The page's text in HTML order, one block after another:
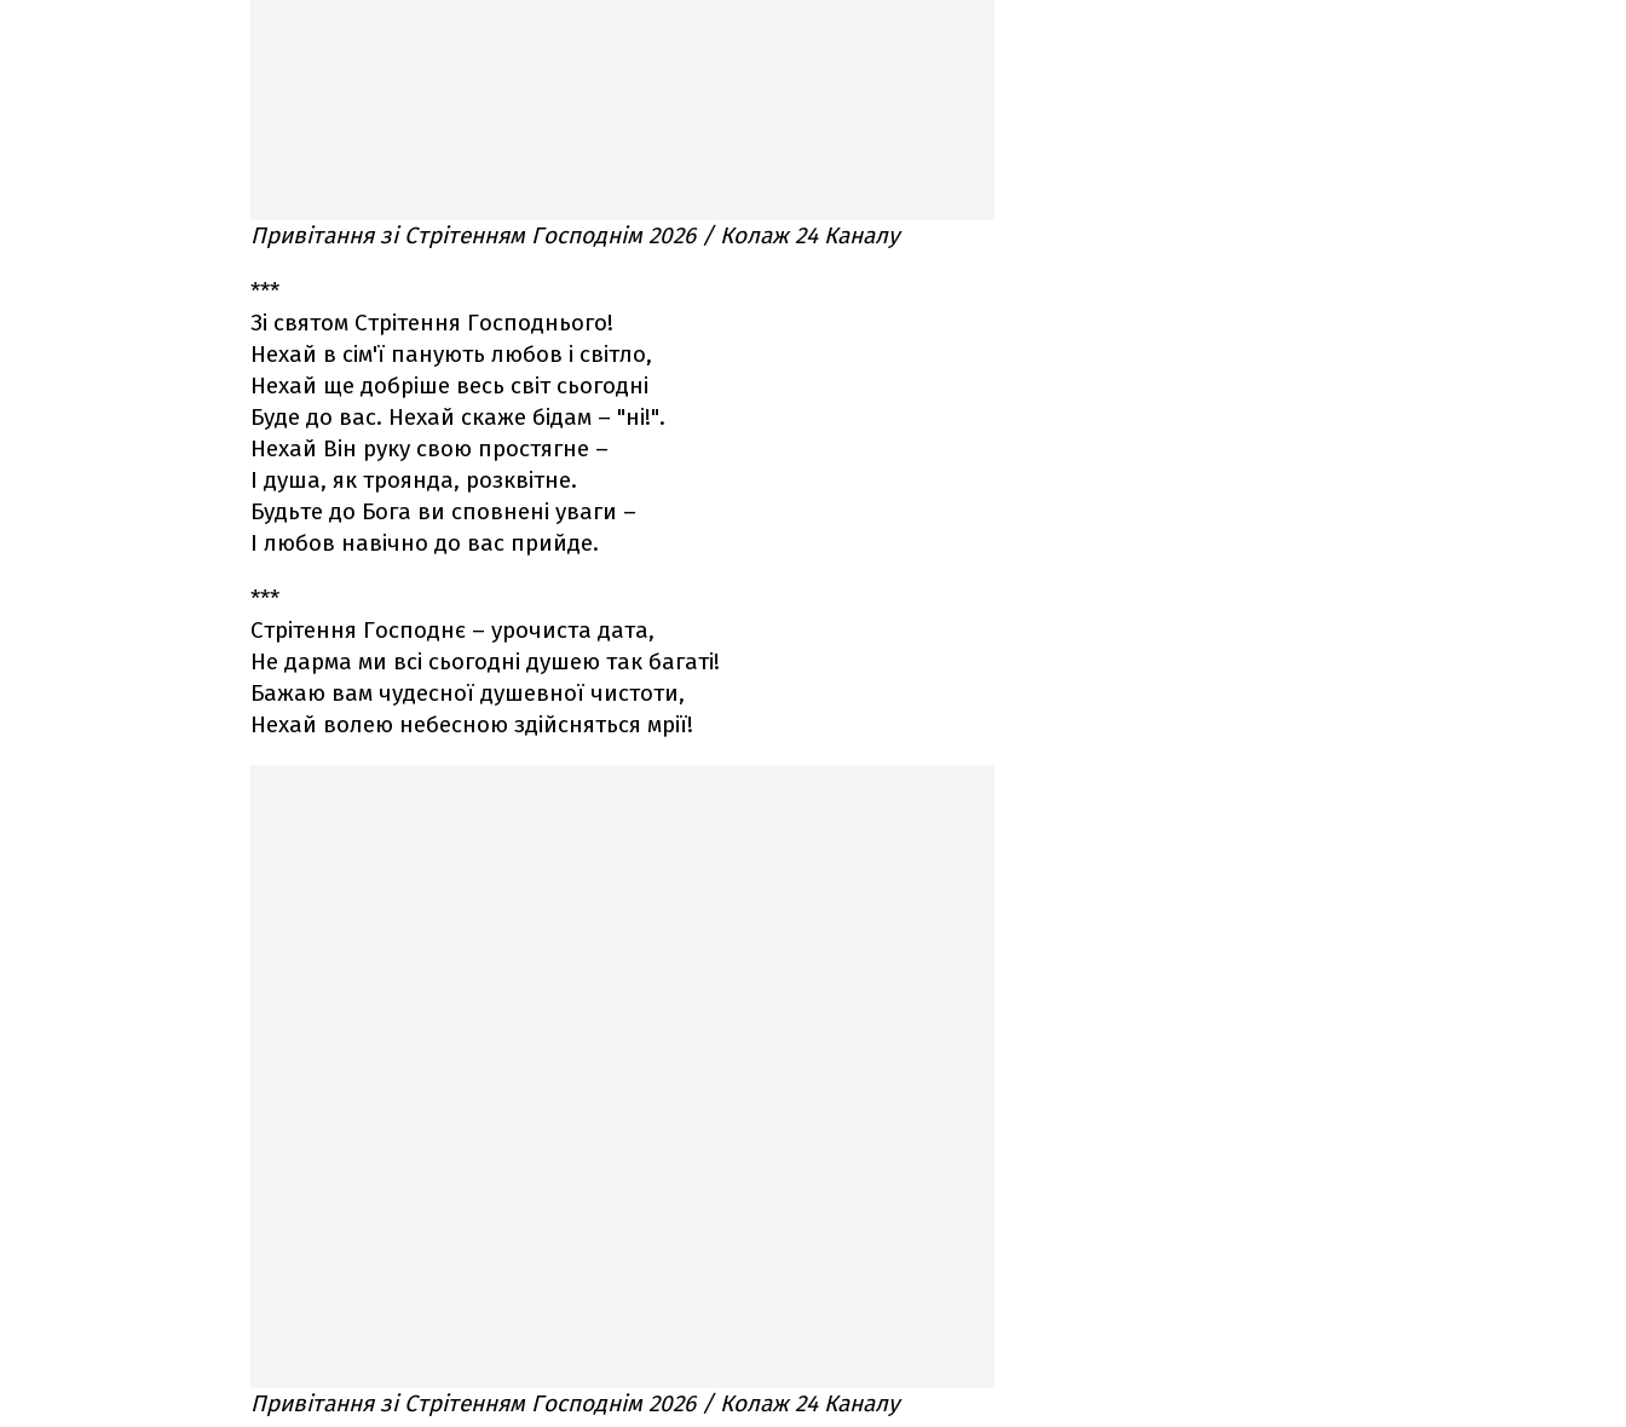
Привітання зі Стрітенням Господнім 2026 / Колаж 24 Каналу
***
Зі святом Стрітення Господнього!
Нехай в сім'ї панують любов і світло,
Нехай ще добріше весь світ сьогодні
Буде до вас. Нехай скаже бідам – "ні!".
Нехай Він руку свою простягне –
І душа, як троянда, розквітне.
Будьте до Бога ви сповнені уваги –
І любов навічно до вас прийде.
***
Стрітення Господнє – урочиста дата,
Не дарма ми всі сьогодні душею так багаті!
Бажаю вам чудесної душевної чистоти,
Нехай волею небесною здійсняться мрії!
Привітання зі Стрітенням Господнім 2026 / Колаж 24 Каналу